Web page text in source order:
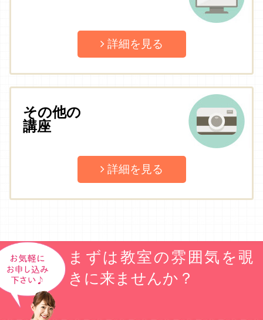
詳細を見る
その他の
講座
詳細を見る
まずは教室の雰囲気を覗
きに来ませんか？